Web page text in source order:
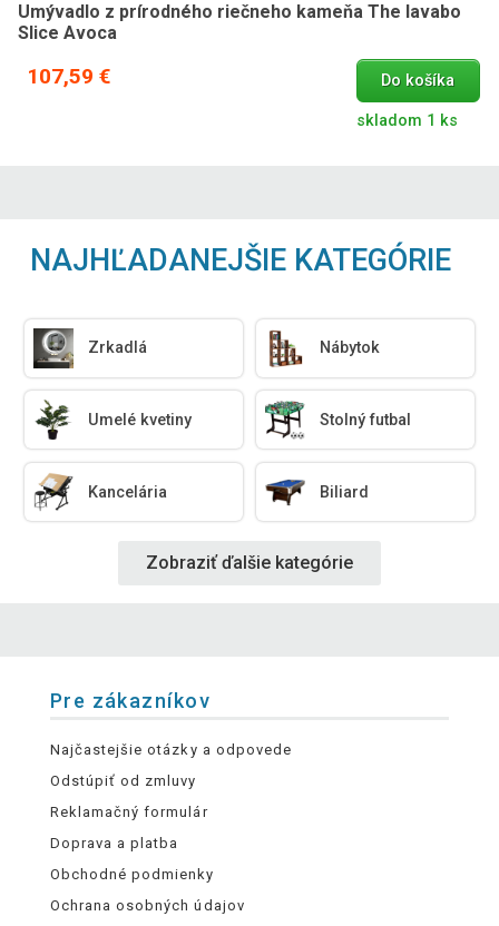
Umývadlo z prírodného riečneho kameňa The lavabo
Slice Avoca
107,59 € Do košíka
skladom 1 ks
NAJHĽADANEJŠIE KATEGÓRIE
Zrkadlá Nábytok
Umelé kvetiny Stolný futbal
Kancelária Biliard
Zobraziť ďalšie kategórie
Pre zákazníkov
Najčastejšie otázky a odpovede
Odstúpiť od zmluvy
Reklamačný formulár
Doprava a platba
Obchodné podmienky
Ochrana osobných údajov